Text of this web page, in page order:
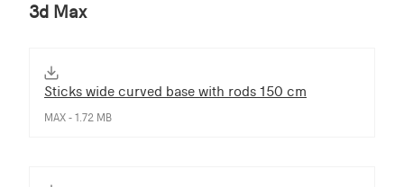
3d Max
Sticks wide curved base with rods 150 cm
MAX - 1.72 MB